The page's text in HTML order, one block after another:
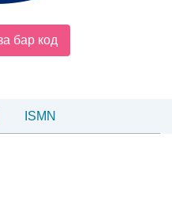
бар код
ISMN